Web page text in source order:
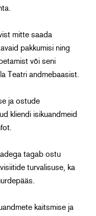
mitte saada
pakkumisi ning
või seni
Teatri andmebaasist.
ja ostude
kliendi isikuandmeid
tagab ostu
turvalisuse, ka
kaitsmise ja